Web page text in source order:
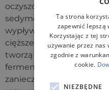
oczyszczalniach
sedymentacji i flotacji
wypływają na
cięższe od ścieków
tworzą osad. Osad ten
fermentacji dzięki
zanieczyszczeń są
Ta strona
zapewnić lepszą
Korzystając z tej
używanie przez nas
zgodnie z
cookie.
NIEZBĘDNE